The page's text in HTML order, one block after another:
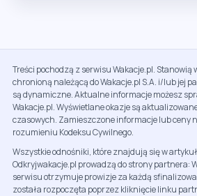
Treści pochodzą z serwisu Wakacje.pl. Stanowią
chronioną należącą do Wakacje.pl S.A. i/lub jej
są dynamiczne. Aktualne informacje możesz
Wakacje.pl. Wyświetlane okazje są
czasowych. Zamieszczone informacje lub ceny
rozumieniu Kodeksu Cywilnego.
Wszystkie odnośniki, które znajdują się w
Odkryjwakacje.pl prowadzą do strony partnera:
serwisu otrzymuje prowizje za każdą
została rozpoczęta poprzez kliknięcie linku